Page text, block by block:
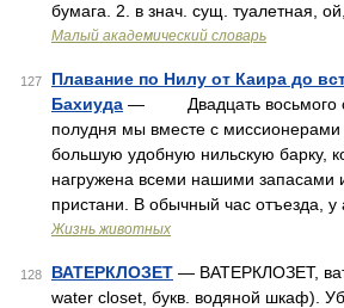
бумага. 2. в знач. сущ. туалетная,
Малый академический словарь
127
Плавание по Нилу от Каира до
Бахиуда — Двадцать восьмого
полудня мы вместе с миссионерами
большую удобную нильскую барку,
нагружена всеми нашими запасами
пристани. В обычный час отъезда, у
Жизнь животных
128 ВАТЕРКЛОЗЕТ — ВАТЕРКЛОЗЕТ,
water closet, букв. водяной шкаф).